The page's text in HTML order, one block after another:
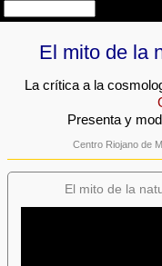
El mito de la
La crítica a la
Presenta y
Centro Riojano de
El mito de la